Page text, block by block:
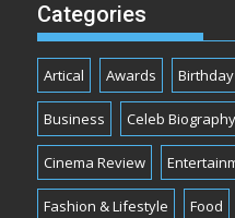
Categories
Artical Awards Birthday
Business Celeb Biography
Cinema Review
Fashion & Lifestyle Food